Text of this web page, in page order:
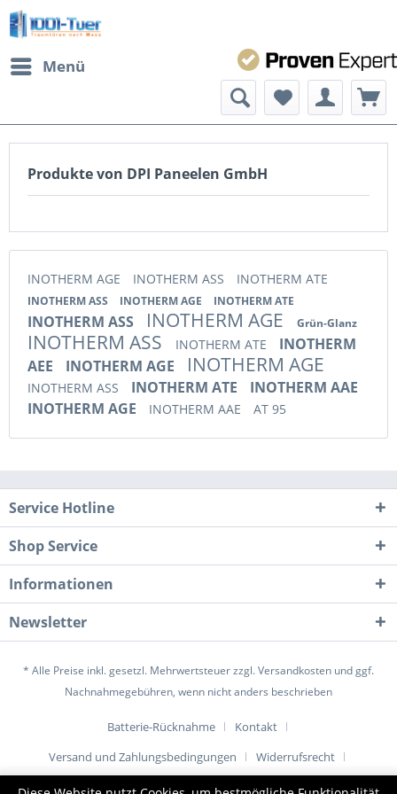
Menü
Produkte von DPI Paneelen GmbH
INOTHERM AGE INOTHERM ASS INOTHERM ATE
INOTHERM ASS INOTHERM AGE INOTHERM ATE
INOTHERM ASS INOTHERM AGE Grün-Glanz
INOTHERM ASS INOTHERM ATE
INOTHERM
AEE
INOTHERM AGE INOTHERM AGE
INOTHERM ASS INOTHERM ATE
INOTHERM AAE
INOTHERM AGE
INOTHERM AAE AT 95
Service Hotline
Shop Service
Informationen
Newsletter
* Alle Preise inkl. gesetzl. Mehrwertsteuer zzgl.Versandkosten und ggf.
Nachnahmegebühren, wenn nicht anders beschrieben
Batterie-Rücknahme
Kontakt
Versand und Zahlungsbedingungen
Widerrufsrecht
Datenschutz
AGB Impressum